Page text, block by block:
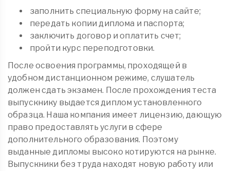
заполнить специальную форму на сайте;
передать копии диплома и паспорта;
заключить договор и оплатить счет;
пройти курс переподготовки.
После освоения программы, проходящей в
удобном дистанционном режиме, слушатель
должен сдать экзамен. После прохождения теста
выпускнику выдается диплом установленного
образца. Наша компания имеет лицензию, дающую
право предоставлять услуги в сфере
дополнительного образования. Поэтому
выданные дипломы высоко котируются на рынке.
Выпускники без труда находят новую работу или